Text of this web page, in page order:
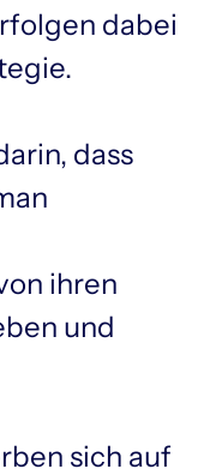
dabei
dass
ihren
und
sich auf